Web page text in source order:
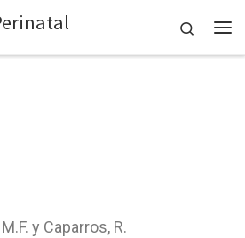
Search
y Caparros, R.